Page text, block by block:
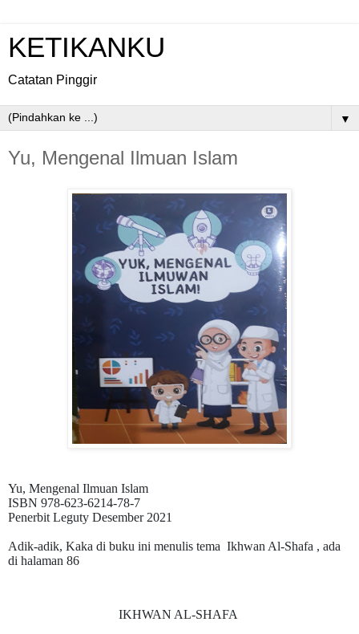
KETIKANKU
Catatan Pinggir
▼
Yu, Mengenal Ilmuan Islam
Yu, Mengenal Ilmuan Islam
ISBN 978-623-6214-78-7
Penerbit Leguty Desember 2021
Adik-adik, Kaka di buku ini menulis tema Ikhwan Al-Shafa , ada
di halaman 86
IKHWAN AL-SHAFA